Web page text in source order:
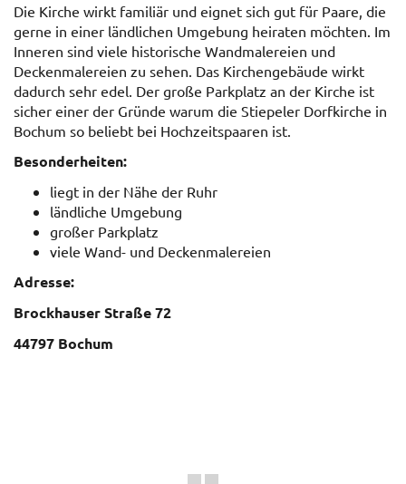
Die Kirche wirkt familiär und eignet sich gut für Paare, die
gerne in einer ländlichen Umgebung heiraten möchten. Im
Inneren sind viele historische Wandmalereien und
Deckenmalereien zu sehen. Das Kirchengebäude wirkt
dadurch sehr edel. Der große Parkplatz an der Kirche ist
sicher einer der Gründe warum die Stiepeler Dorfkirche in
Bochum so beliebt bei Hochzeitspaaren ist.
Besonderheiten:
liegt in der Nähe der Ruhr
ländliche Umgebung
großer Parkplatz
viele Wand- und Deckenmalereien
Adresse:
Brockhauser Straße 72
44797 Bochum